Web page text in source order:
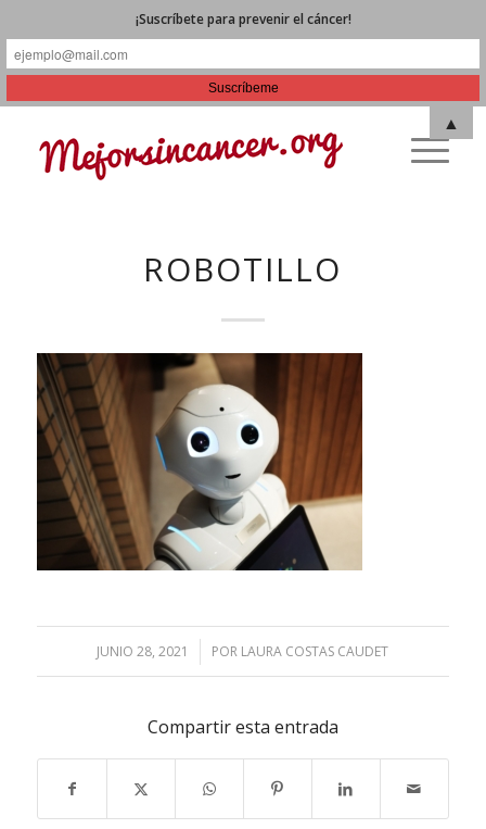
ROBOTILLO
JUNIO 28, 2021
/ POR LAURA COSTAS CAUDET
Compartir esta entrada
¡Suscríbete para prevenir el cáncer!
▲